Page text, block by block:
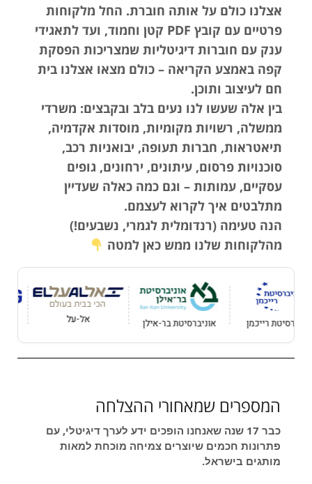
אצלנו כולם על אותה חוברת. החל מלקוחות
פרטיים עם קובץ PDF קטן וחמוד, ועד לתאגידי
ענק עם חוברות דיגיטליות שמצריכות הפסקת
קפה באמצע הקריאה – כולם מצאו אצלנו בית
חם לעיצוב ותוכן.
בין אלה שעשו לנו נעים בלב ובקבצים: משרדי
ממשלה, רשויות מקומיות, מוסדות אקדמיה,
תיאטראות, חברות תעופה, יבואניות רכב,
סוכנויות פרסום, עיתונים, ירחונים, גופים
עסקיים, עמותות – וגם כמה כאלה שעדיין
מתלבטים איך לקרוא לעצמם.
הנה טעימה (רנדומלית לגמרי, נשבעים!)
מהלקוחות שלנו ממש כאן למטה
אוניברסיטת בר-אילן אל-על סמסונג
המספרים שמאחורי ההצלחה
כבר 17 שנה שאנחנו הופכים ידע לערך דיגיטלי, עם
פתרונות חכמים שיוצרים צמיחה מוכחת למאות
מותגים בישראל.